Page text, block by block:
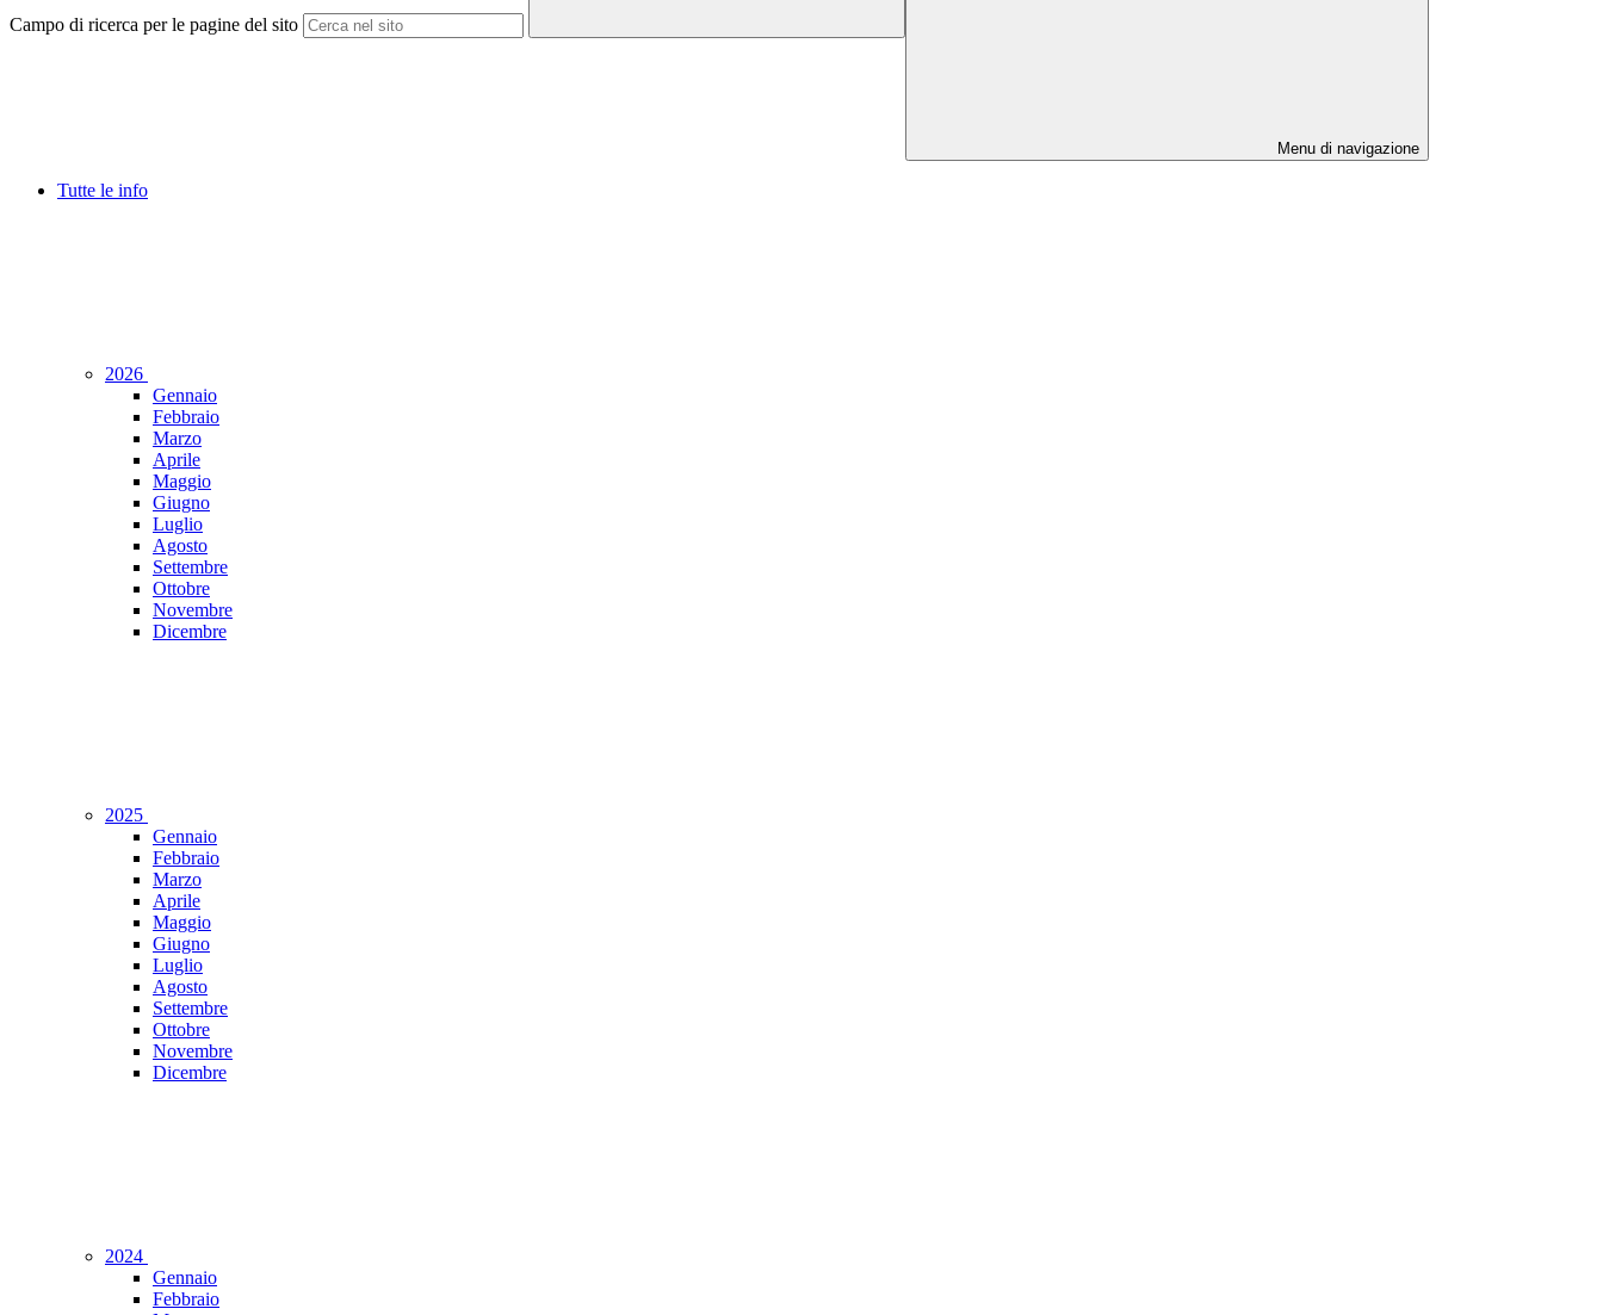
Campo di ricerca per le pagine del sito
Menu di navigazione
Tutte le info
2026
Gennaio
Febbraio
Marzo
Aprile
Maggio
Giugno
Luglio
Agosto
Settembre
Ottobre
Novembre
Dicembre
2025
Gennaio
Febbraio
Marzo
Aprile
Maggio
Giugno
Luglio
Agosto
Settembre
Ottobre
Novembre
Dicembre
2024
Gennaio
Febbraio